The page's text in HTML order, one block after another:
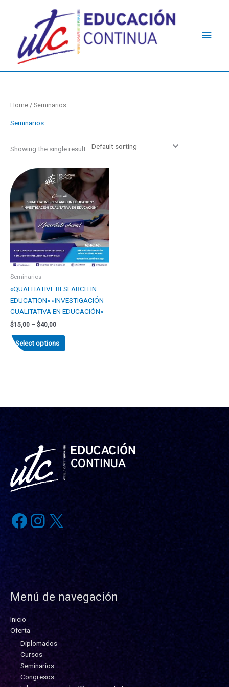
Home / Seminarios
Seminarios
Showing the single result
Seminarios
«QUALITATIVE RESEARCH IN
EDUCATION» «INVESTIGACIÓN
CUALITATIVA EN EDUCACIÓN»
$15,00 – $40,00
Select options
Facebook
Instagram
X
Menú de navegación
Inicio
Oferta
Diplomados
Cursos
Seminarios
Congresos